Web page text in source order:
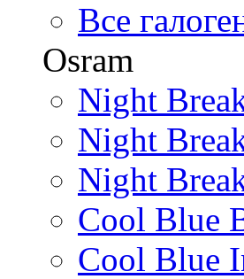
Все
Osram
Night
Night
Night
Cool Blue
Cool Blue